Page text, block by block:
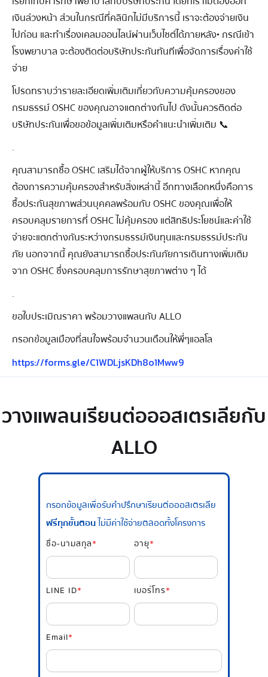
เงินล่วงหน้า ส่วนในกรณีที่คลินิกไม่มีบริการนี้ เราจะต้องจ่ายเงิน
ไปก่อน และทำเรื่องเคลมออนไลน์ผ่านเว็บไซต์ได้ภายหลัง• กรณีเข้า
โรงพยาบาล จะต้องติดต่อบริษัทประกันทันทีเพื่อจัดการเรื่องค่าใช้
จ่าย
โปรดทราบว่ารายละเอียดเพิ่มเติมเกี่ยวกับความคุ้มครองของ
กรมธรรม์ OSHC ของคุณอาจแตกต่างกันไป ดังนั้นควรติดต่อ
บริษัทประกันเพื่อขอข้อมูลเพิ่มเติมหรือคำแนะนำเพิ่มเติม 📞
.
คุณสามารถซื้อ OSHC เสริมได้จากผู้ให้บริการ OSHC หากคุณ
ต้องการความคุ้มครองสําหรับสิ่งเหล่านี้ อีกทางเลือกหนึ่งคือการ
ซื้อประกันสุขภาพส่วนบุคคลพร้อมกับ OSHC ของคุณเพื่อให้
ครอบคลุมรายการที่ OSHC ไม่คุ้มครอง แต่สิทธิประโยชน์และค่าใช้
จ่ายจะแตกต่างกันระหว่างกรมธรรม์เงินทุนและกรมธรรม์ประกัน
ภัย นอกจากนี้ คุณยังสามารถซื้อประกันภัยการเดินทางเพิ่มเติม
จาก OSHC ซึ่งครอบคลุมการรักษาสุขภาพต่าง ๆ ได้
.
ขอใบประเมิณราคา พร้อมวางแพลนกับ ALLO
กรอกข้อมูลเมืองที่สนใจพร้อมจำนวนเดือนให้พี่ๆแอลโล
https://forms.gle/C1WDLjsKDh8o1Mww9
วางแพลนเรียนต่อออสเตรเลียกับ
ALLO
กรอกข้อมูลเพื่อรับคำปรึกษาเรียนต่อออสเตรเลีย
ฟรีทุกขั้นตอนไม่มีค่าใช้จ่ายตลอดทั้งโครงการ
ชื่อ-นามสกุล* อายุ*
LINE ID* เบอร์โทร*
Email*